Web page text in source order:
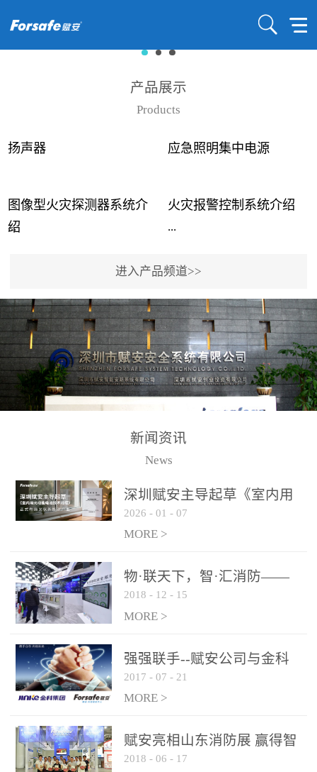
产品展示
Products
扬声器 应急照明集中电源
图像型火灾探测器系统介
绍
...
事故频发，传统的火灾探
测方法已无法满足要求。
尤其是目前众多的大型影
剧院、会议展览中心、体
育馆、大型仓库和隧道空
间等，其建筑结构特殊、
火灾隐患多。一旦发生火
传统的火灾关测器无法被
及时缺发，不能及早发现
和有效扑救火火，这不仅
力和闲难，同时也将造成
巨大的经济损失和社会影
响，基至还会造成人员伤
亡。图像型火灾探测器正
是针对这种高大空间建筑
物的消防设施、设备通过
现场图像的实时获取、预
处理和特征提取分析，实
现火焰的跟踪和识别。能
更早的进行预警，达到早
报早防的效果。 系统构
火灾报警控制系统介绍
...
用了具有仲裁机制和冗余
校验的总线传输技术、线
路状态检测与保护技术、
后向光电感烟探测技术、
高可靠的系统抗干扰技术
等多项专利技术和专有技
警领域三十多年技术积累
和工程实践的结晶。
进入产品频道>>
新闻资讯
News
深圳赋安主导起草《室内用
光动能电池技术规程》 正式
布局光伏新能源产业
2026 - 01 - 07
MORE >
物·联天下，智·汇消防——
赋安F&S 2018上海消防展圆
满落幕
2018 - 12 - 15
MORE >
强强联手--赋安公司与金科
集团达成战略合作协议
2017 - 07 - 21
MORE >
赋安亮相山东消防展 赢得智
慧消防新荣耀
2018 - 06 - 17